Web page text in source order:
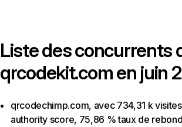
Liste des concurrents
qrcodekit.com en juin
qrcodechimp.com, avec 734,31 k
authority score, 75,86 % taux de